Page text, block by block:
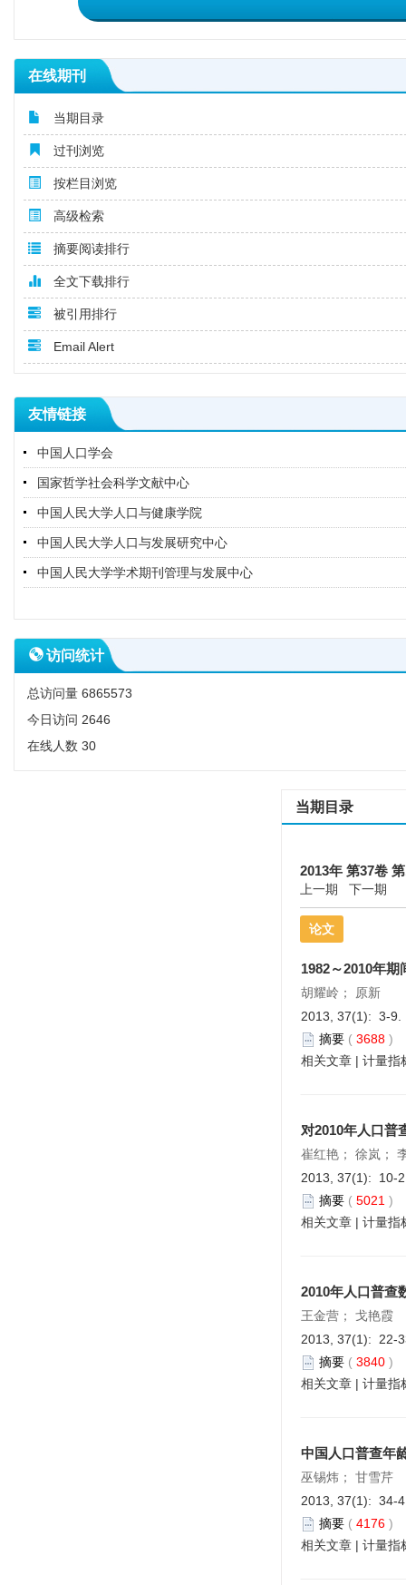
在线期刊
当期目录
过刊浏览
按栏目浏览
高级检索
摘要阅读排行
全文下载排行
被引用排行
Email Alert
友情链接
中国人口学会
国家哲学社会科学文献中心
中国人民大学人口与健康学院
中国人民大学人口与发展研究中心
中国人民大学学术期刊管理与发展中心
访问统计
总访问量 6865573
今日访问 2646
在线人数 30
当期目录
2013年 第37卷
上一期 下一期
论文
1982～2010年
胡耀岭； 原新
2013, 37(1): 3-9.
摘要 ( 3688 )
相关文章 | 计量指
对2010年人口普
崔红艳； 徐岚；
2013, 37(1): 10-
摘要 ( 5021 )
相关文章 | 计量指
2010年人口普查
王金营； 戈艳霞
2013, 37(1): 22-
摘要 ( 3840 )
相关文章 | 计量指
中国人口普查年
巫锡炜； 甘雪芹
2013, 37(1): 34-
摘要 ( 4176 )
相关文章 | 计量指